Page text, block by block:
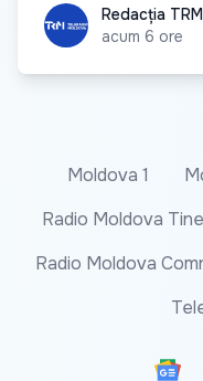
Redacția TRM
Redacția TRM
acum 6 ore
Moldova 1
Radio Moldova
Radio Moldova